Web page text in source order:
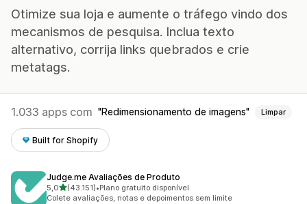
Otimize sua loja e aumente o tráfego vindo dos
mecanismos de pesquisa. Inclua texto
alternativo, corrija links quebrados e crie
metatags.
1.033 apps com Redimensionamento de imagens Limpar
Built for Shopify
Judge.me Avaliações de Produto
5,0de 5 estrelas
(43.151)
43151 avaliações ao todo
•Plano gratuito disponível
Colete avaliações, notas e depoimentos sem limite